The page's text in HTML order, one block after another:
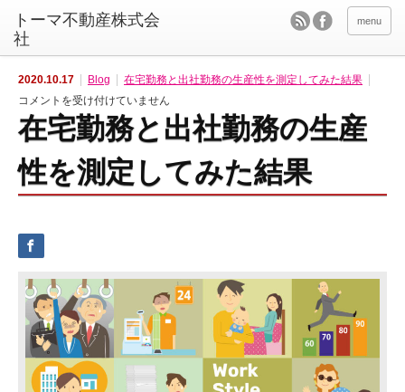
menu
2020.10.17 Blog
在宅勤務と出社勤務の生産性を測定してみた結果
在
勤
務
と
出
社
勤
務
性
定
し
て
た
は
コメントを受け付けていません
在宅勤務と出社勤務の生産
性を測定してみた結果